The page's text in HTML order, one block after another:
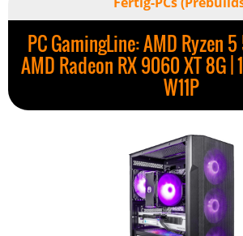
PC GamingLine: AMD Ryzen 5
AMD Radeon RX 9060 XT 8G |
W11P